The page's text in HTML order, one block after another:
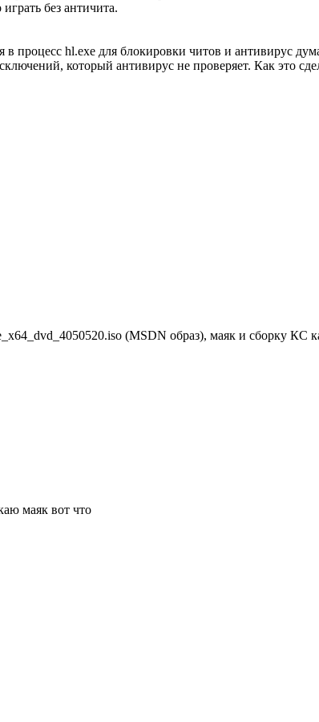
без античита.
в процесс hl.exe для блокировки читов и антивирус
который антивирус не проверяет. Как это
(MSDN образ), маяк и сборку КС
маяк вот что